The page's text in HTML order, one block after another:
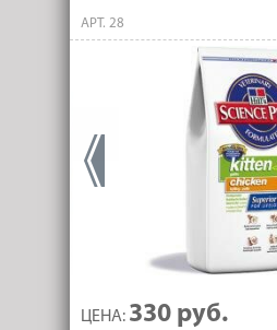
АРТ. 28
ЦЕНА: 330 руб.